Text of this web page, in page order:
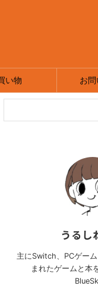
い物 お
うるし
主にSwitch、PCゲー
まれたゲームと本